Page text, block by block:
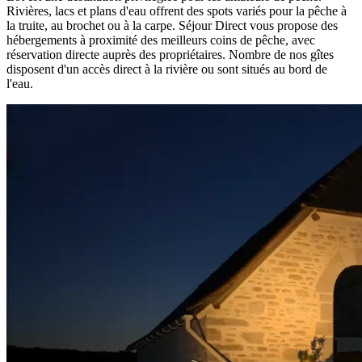
Rivières, lacs et plans d'eau offrent des spots variés pour la pêche à
la truite, au brochet ou à la carpe. Séjour Direct vous propose des
hébergements à proximité des meilleurs coins de pêche, avec
réservation directe auprès des propriétaires. Nombre de nos gîtes
disposent d'un accès direct à la rivière ou sont situés au bord de
l'eau.